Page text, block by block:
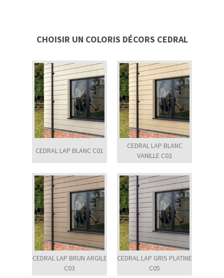
CHOISIR UN COLORIS DÉCORS CEDRAL
CEDRAL LAP BLANC C01
CEDRAL LAP BLANC
VANILLE C02
CEDRAL LAP BRUN ARGILE
C03
CEDRAL LAP GRIS PLATINE
C05